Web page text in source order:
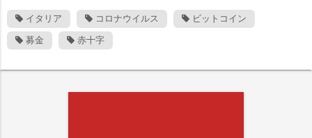
イタリア コロナウイルス ビットコイン
募金 赤十字